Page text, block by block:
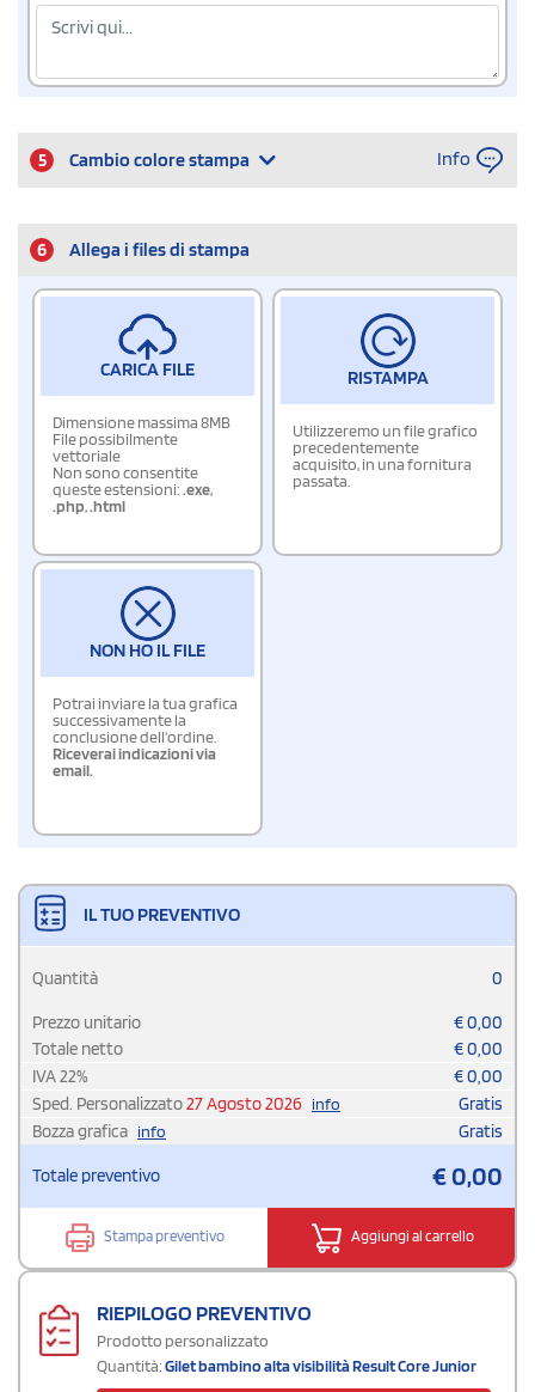
5 Cambio colore stampa Info
6 Allega i files di stampa
CARICA FILE
Dimensione massima 8MB
File possibilmente
vettoriale
Non sono consentite
queste estensioni:.exe,
.php,.html
RISTAMPA
Utilizzeremo un file grafico
precedentemente
acquisito, in una fornitura
passata.
NON HO IL FILE
Potrai inviare la tua grafica
successivamente la
conclusione dell'ordine.
Riceverai indicazioni via
email.
IL TUO PREVENTIVO
Quantità 0
Prezzo unitario €0,00
Totale netto
€0,00
IVA22% €0,00
Sped. Personalizzato27 Agosto 2026 info
Gratis
Bozza grafica info Gratis
Totale preventivo €0,00
Stampa preventivo Aggiungi al carrello
RIEPILOGO PREVENTIVO
Prodotto personalizzato
Quantità:Gilet bambino alta visibilità Result Core Junior